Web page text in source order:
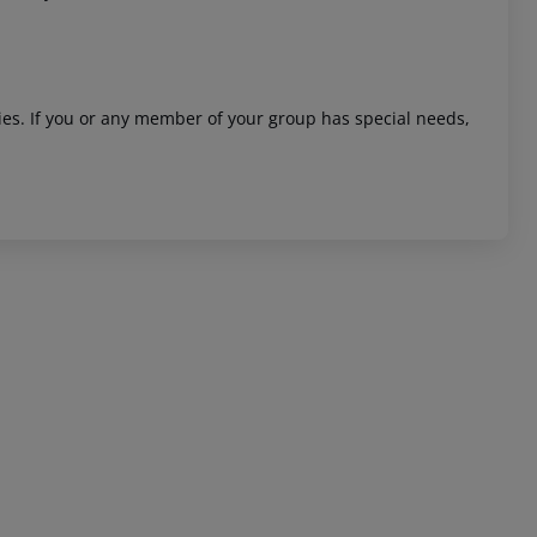
If you or any member of your group has special needs,